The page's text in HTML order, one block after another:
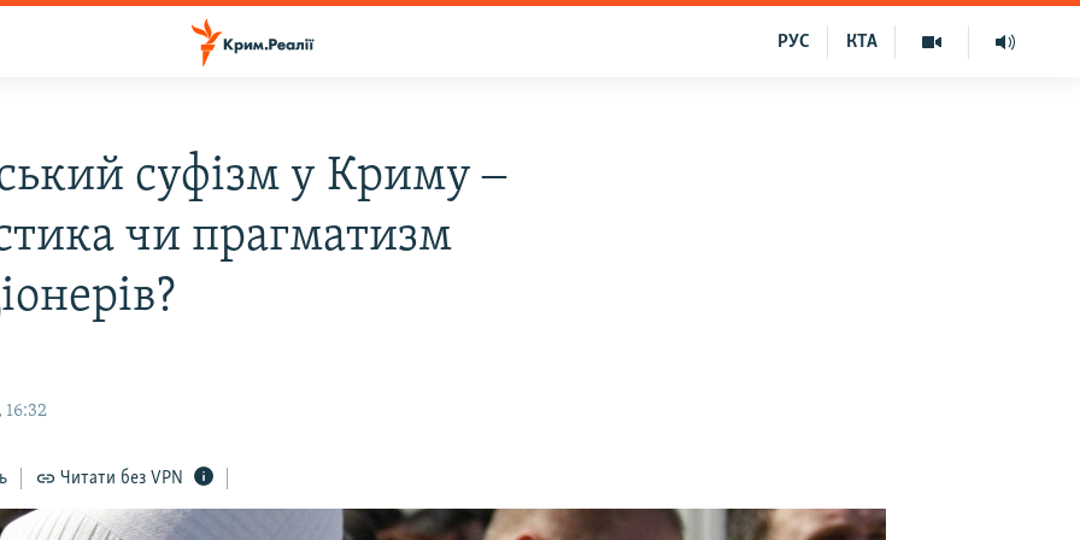
КТА
РУС
суфізм у Криму ‒
чи прагматизм
16:32
Читати без VPN